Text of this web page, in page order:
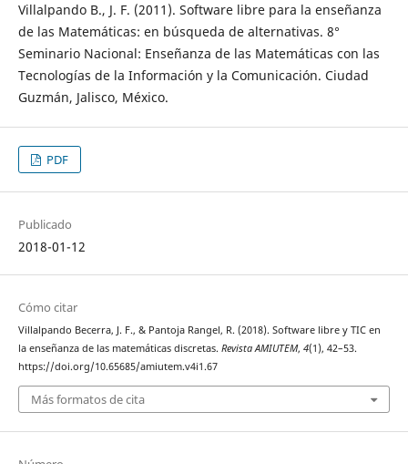
Villalpando B., J. F. (2011). Software libre para la enseñanza
de las Matemáticas: en búsqueda de alternativas. 8°
Seminario Nacional: Enseñanza de las Matemáticas con las
Tecnologías de la Información y la Comunicación. Ciudad
Guzmán, Jalisco, México.
PDF
Publicado
2018-01-12
Cómo citar
Villalpando Becerra, J. F., & Pantoja Rangel, R. (2018). Software libre y TIC en
la enseñanza de las matemáticas discretas. Revista AMIUTEM, 4(1), 42–53.
https://doi.org/10.65685/amiutem.v4i1.67
Más formatos de cita